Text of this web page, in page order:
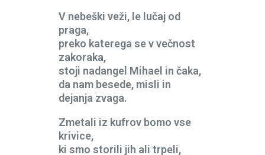
V nebeški veži, le lučaj od
praga,
preko katerega se v večnost
zakoraka,
stoji nadangel Mihael in čaka,
da nam besede, misli in
dejanja zvaga.
Zmetali iz kufrov bomo vse
krivice,
ki smo storili jih ali trpeli,